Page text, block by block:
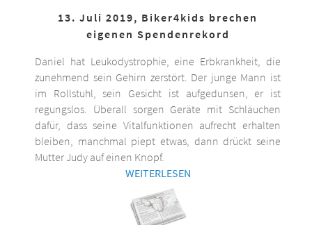
13. Juli 2019, Biker4kids brechen
eigenen Spendenrekord
Daniel hat Leukodystrophie, eine Erbkrankheit, die
zunehmend sein Gehirn zerstört. Der junge Mann ist
im Rollstuhl, sein Gesicht ist aufgedunsen, er ist
regungslos. Überall sorgen Geräte mit Schläuchen
dafür, dass seine Vitalfunktionen aufrecht erhalten
bleiben, manchmal piept etwas, dann drückt seine
Mutter Judy auf einen Knopf.
WEITERLESEN